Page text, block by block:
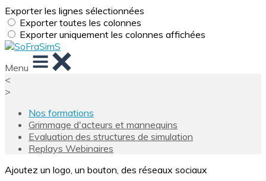
Exporter les lignes sélectionnées
Exporter toutes les colonnes
Exporter uniquement les colonnes affichées
Menu
<
>
Nos formations
Grimmage d'acteurs et mannequins
Evaluation des structures de simulation
Replays Webinaires
Ajoutez un logo, un bouton, des réseaux sociaux